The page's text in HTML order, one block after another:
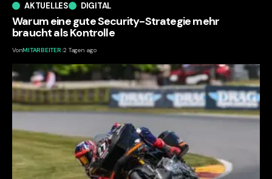
AKTUELLES DIGITAL
Warum eine gute Security-Strategie mehr
braucht als Kontrolle
VonMITARBEITER 2 Tagen ago